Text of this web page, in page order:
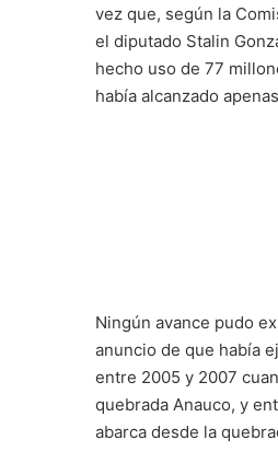
vez que, según la
el diputado Stalin
hecho uso de 77
había alcanzado
Ningún avance pudo
anuncio de que había
entre 2005 y 2007
quebrada Anauco, y
abarca desde la